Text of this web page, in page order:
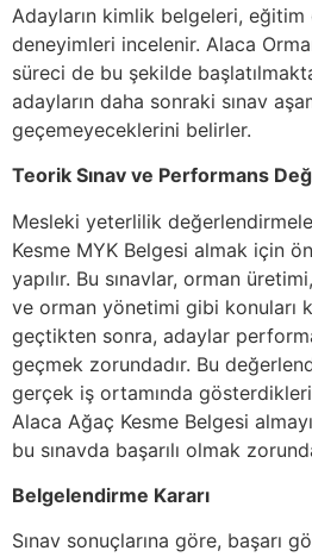
Adayların kimlik belgeleri, eğitim
deneyimleri incelenir. Alaca
süreci de bu şekilde
adayların daha sonraki sınav
geçemeyeceklerini belirler.
Teorik Sınav ve Performans
Mesleki yeterlilik
Kesme MYK Belgesi almak için
yapılır. Bu sınavlar, orman
ve orman yönetimi gibi konuları
geçtikten sonra, adaylar
geçmek zorundadır. Bu
gerçek iş ortamında
Alaca Ağaç Kesme Belgesi
bu sınavda başarılı olmak
Belgelendirme Kararı
Sınav sonuçlarına göre, başarı